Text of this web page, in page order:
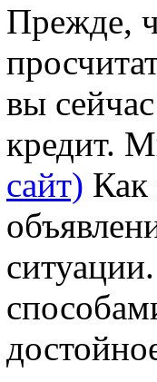
Прежде,
вы
кредит.
сайт) Как